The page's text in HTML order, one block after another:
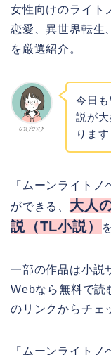
女性向けのライト
恋愛、異世界転生
を厳選紹介。
のびのび
今日
説が
ります
「ムーンライト
ができる、 大人
説（TL小説）
一部の作品は小説
Webなら無料で読
のリンクからチ
「ムーンライト